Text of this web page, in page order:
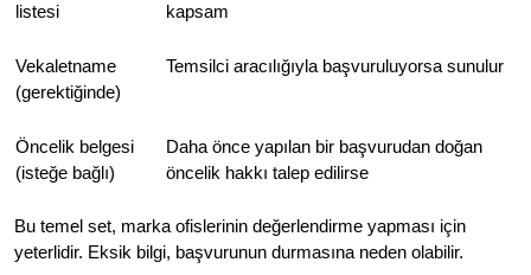
listesi
kapsam
Vekaletname
(gerektiğinde)
Temsilci aracılığıyla başvuruluyorsa sunulur
Öncelik belgesi
(isteğe bağlı)
Daha önce yapılan bir başvurudan doğan
öncelik hakkı talep edilirse
Bu temel set, marka ofislerinin değerlendirme yapması için
yeterlidir. Eksik bilgi, başvurunun durmasına neden olabilir.